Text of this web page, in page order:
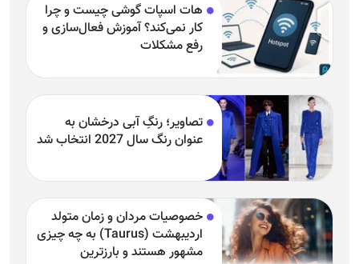
هات اسپات گوشی چیست و چرا
کار نمی‌کند؟ آموزش فعال‌سازی و
رفع مشکلات
تصاویر؛ رنگِ آبی درخشان به
عنوان رنگ سال 2027 انتخاب شد
خصوصیات مردان و زمان متولد
اردیبهشت (Taurus) به چه چیزی
مشهور هستند و بارزترین